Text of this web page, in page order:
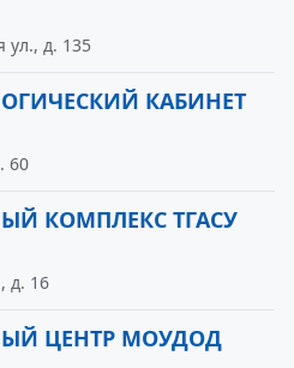
ул., д. 135
КАБИНЕТ
60
КОМПЛЕКС ТГАСУ
д. 16
ЦЕНТР МОУДОД